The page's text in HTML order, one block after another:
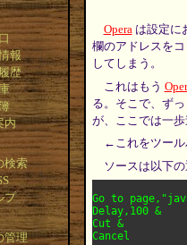
Operaは設定に
欄のアドレスを
してしまう。
これはもう
る。そこで、ず
が、ここでは一
←これをツール
ソースは以下の
Go to
Delay,100 &
Cut &
報
歴
内
検索
プ
管理